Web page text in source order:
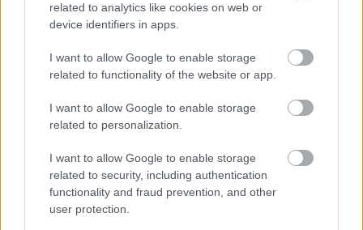
related to analytics like cookies on web or
device identifiers in apps.
I want to allow Google to enable storage
related to functionality of the website or app.
I want to allow Google to enable storage
related to personalization.
I want to allow Google to enable storage
related to security, including authentication
functionality and fraud prevention, and other
user protection.
Meld deg på vårt nyhetsbrev